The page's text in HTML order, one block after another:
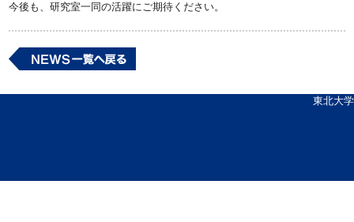
今後も、研究室一同の活躍にご期待ください。
東北大